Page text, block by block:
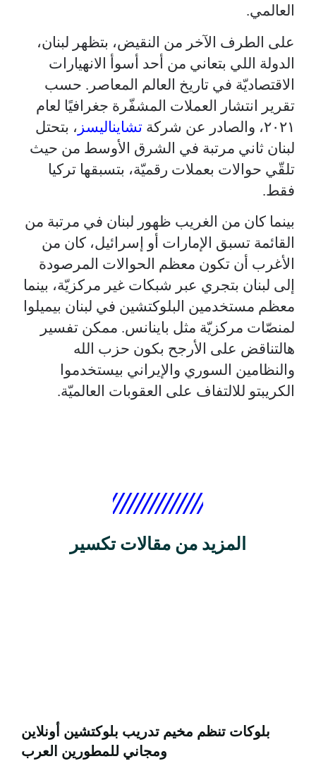
العالمي.
على الطرف الآخر من النقيض، بتظهر لبنان،
الدولة اللي بتعاني من أحد أسوأ الانهيارات
الاقتصاديّة في تاريخ العالم المعاصر. حسب
تقرير انتشار العملات المشفّرة جغرافيًا لعام
٢٠٢١، والصادر عن شركة
تشايناليسز ، بتحتل
لبنان ثاني مرتبة في الشرق الأوسط من حيث
تلقّي حوالات بعملات رقميّة، بتسبقها تركيا
فقط.
بينما كان من الغريب ظهور لبنان في مرتبة من
القائمة تسبق الإمارات أو إسرائيل، كان من
الأغرب أن تكون معظم الحوالات المرصودة
إلى لبنان بتجري عبر شبكات غير مركزيّة، بينما
معظم مستخدمين البلوكتشين في لبنان بيميلوا
لمنصّات مركزيّة مثل باينانس. ممكن تفسير
هالتناقض على الأرجح بكون حزب الله
والنظامين السوري والإيراني بيستخدموا
الكريبتو للالتفاف على العقوبات العالميّة.
بلوكات تنظم مخيم تدريب بلوكتشين أونلاين
ومجاني للمطورين العرب
المزيد من مقالات تكسير